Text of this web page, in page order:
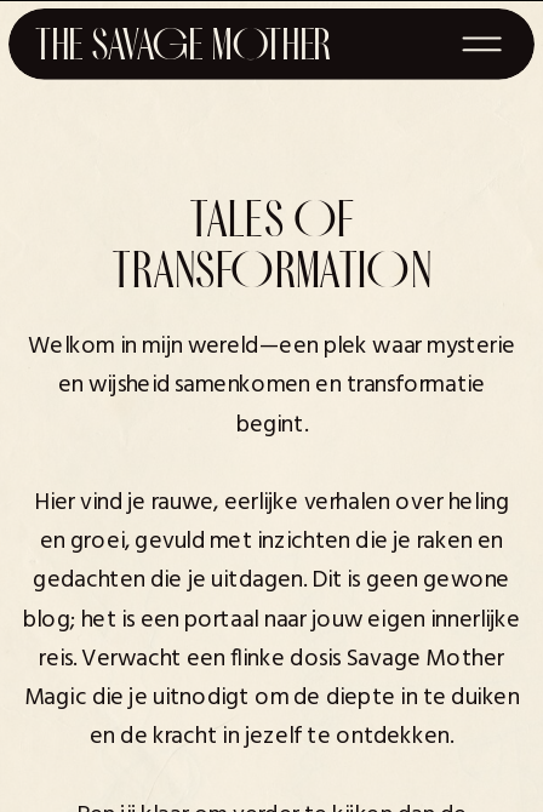
THE SAVAGE MOTHER
TALES OF
TRANSFORMATION
Welkom in mijn wereld—een plek waar mysterie
en wijsheid samenkomen en transformatie
begint.
Hier vind je rauwe, eerlijke verhalen over heling
en groei, gevuld met inzichten die je raken en
gedachten die je uitdagen. Dit is geen gewone
blog; het is een portaal naar jouw eigen innerlijke
reis. Verwacht een flinke dosis Savage Mother
Magic die je uitnodigt om de diepte in te duiken
en de kracht in jezelf te ontdekken.